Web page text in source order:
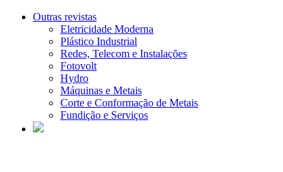
Outras revistas
Eletricidade Moderna
Plástico Industrial
Redes, Telecom e Instalações
Fotovolt
Hydro
Máquinas e Metais
Corte e Conformação de Metais
Fundição e Serviços